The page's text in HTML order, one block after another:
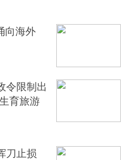
向海外
令限制出
育旅游
刀止损